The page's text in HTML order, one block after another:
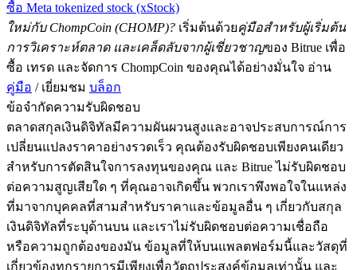
ซื้อ Meta tokenized stock (xStock)
ใหม่กับ ChompCoin (CHOMP)? เริ่มต้นด้วยคู่มือสำหรับผู้เริ่มต้น
การวิเคราะห์ตลาด และเคล็ดลับจากผู้เชี่ยวชาญของ Bitrue เพื่อ
ซื้อ เทรด และจัดการ ChompCoin ของคุณได้อย่างมั่นใจ อ่าน
คู่มือ / เยี่ยมชม บล็อก
ข้อจำกัดความรับผิดชอบ
ตลาดสกุลเงินดิจิทัลมีความผันผวนสูงและอาจประสบการณ์การ
เปลี่ยนแปลงราคาอย่างรวดเร็ว คุณต้องรับผิดชอบเพียงคนเดียว
สำหรับการตัดสินใจการลงทุนของคุณ และ Bitrue ไม่รับผิดชอบ
ต่อความสูญเสียใด ๆ ที่คุณอาจเกิดขึ้น พวกเราพึงพอใจในแหล่ง
ที่มาจากบุคคลที่สามสำหรับราคาและข้อมูลอื่น ๆ เกี่ยวกับสกุล
เงินดิจิทัลที่ระบุด้านบน และเราไม่รับผิดชอบต่อความเชื่อถือ
หรือความถูกต้องของมัน ข้อมูลที่ให้บนแพลตฟอร์มนี้และวัสดุที่
เกี่ยวข้องทุกรายการมีเพียงเพื่อวัตถุประสงค์ข้อมูลเท่านั้น และ